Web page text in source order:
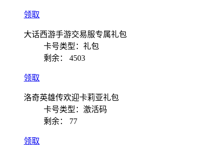
领取
大话西游手游交易服专属礼包
卡号类型：礼包
剩余：
4503
领取
洛奇英雄传欢迎卡莉亚礼包
卡号类型：激活码
剩余：
77
领取